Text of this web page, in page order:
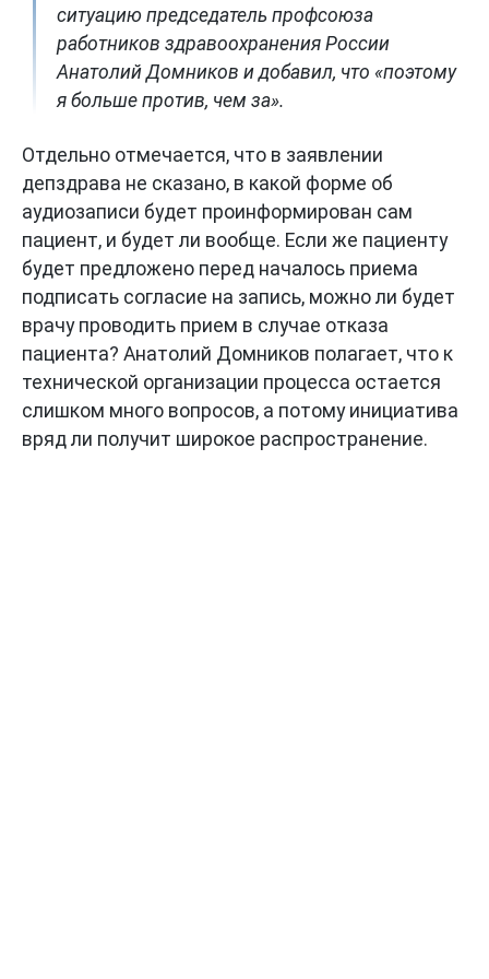
ситуацию председатель профсоюза
работников здравоохранения России
Анатолий Домников и добавил, что «поэтому
я больше против, чем за».
Отдельно отмечается, что в заявлении
депздрава не сказано, в какой форме об
аудиозаписи будет проинформирован сам
пациент, и будет ли вообще. Если же пациенту
будет предложено перед началось приема
подписать согласие на запись, можно ли будет
врачу проводить прием в случае отказа
пациента? Анатолий Домников полагает, что к
технической организации процесса остается
слишком много вопросов, а потому инициатива
вряд ли получит широкое распространение.